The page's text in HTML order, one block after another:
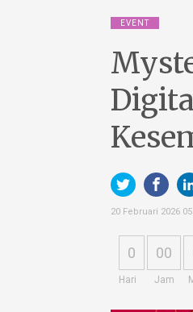
EVENT
20 Februari 2026
0
Hari
00
Jam